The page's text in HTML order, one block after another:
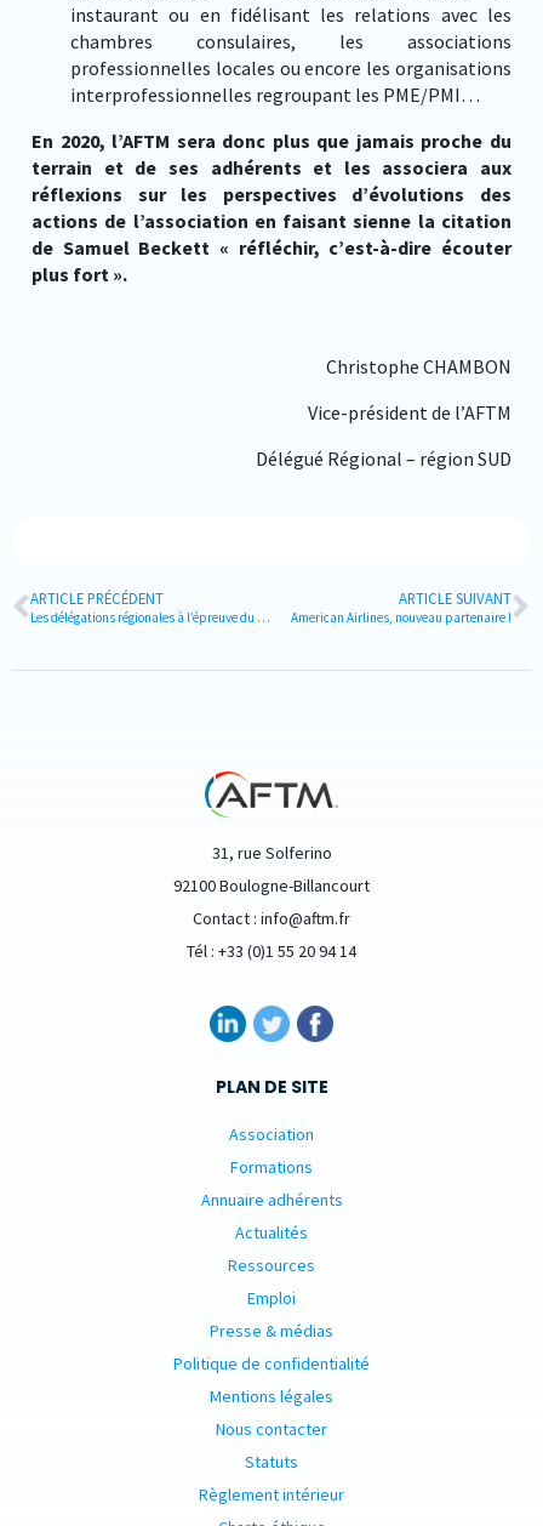
instaurant ou en fidélisant les relations avec les
chambres consulaires, les associations
professionnelles locales ou encore les organisations
interprofessionnelles regroupant les PME/PMI…
En 2020, l’AFTM sera donc plus que jamais proche du
terrain et de ses adhérents et les associera aux
réflexions sur les perspectives d’évolutions des
actions de l’association en faisant sienne la citation
de Samuel Beckett « réfléchir, c’est-à-dire écouter
plus fort ».
Christophe CHAMBON
Vice-président de l’AFTM
Délégué Régional – région SUD
ARTICLE PRÉCÉDENT
Les délégations régionales à l’épreuve du “rétroviseur” de l’AFTM
ARTICLE SUIVANT
American Airlines, nouveau partenaire !
31, rue Solferino
92100 Boulogne-Billancourt
Contact : info@aftm.fr
Tél : +33 (0)1 55 20 94 14
PLAN DE SITE
Association
Formations
Annuaire adhérents
Actualités
Ressources
Emploi
Presse & médias
Politique de confidentialité
Mentions légales
Nous contacter
Statuts
Règlement intérieur